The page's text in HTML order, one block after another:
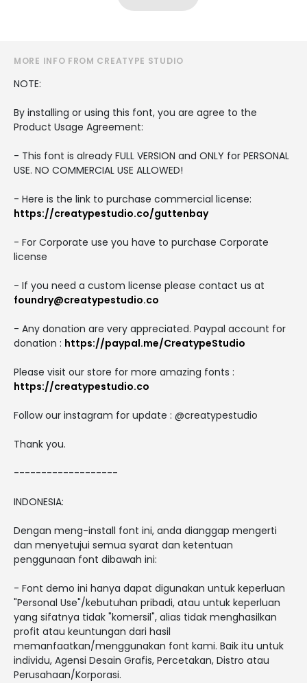
MORE INFO FROM CREATYPE STUDIO
NOTE:
By installing or using this font, you are agree to the
Product Usage Agreement:
- This font is already FULL VERSION and ONLY for PERSONAL
USE. NO COMMERCIAL USE ALLOWED!
- Here is the link to purchase commercial license:
https://creatypestudio.co/guttenbay
- For Corporate use you have to purchase Corporate
license
- If you need a custom license please contact us at
foundry@creatypestudio.co
- Any donation are very appreciated. Paypal account for
donation : https://paypal.me/CreatypeStudio
Please visit our store for more amazing fonts :
https://creatypestudio.co
Follow our instagram for update : @creatypestudio
Thank you.
-------------------
INDONESIA:
Dengan meng-install font ini, anda dianggap mengerti
dan menyetujui semua syarat dan ketentuan
penggunaan font dibawah ini:
- Font demo ini hanya dapat digunakan untuk keperluan
"Personal Use"/kebutuhan pribadi, atau untuk keperluan
yang sifatnya tidak "komersil", alias tidak menghasilkan
profit atau keuntungan dari hasil
memanfaatkan/menggunakan font kami. Baik itu untuk
individu, Agensi Desain Grafis, Percetakan, Distro atau
Perusahaan/Korporasi.